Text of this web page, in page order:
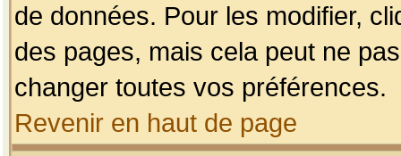
de données. Pour les modifier,
des pages, mais cela peut ne
changer toutes vos préférences.
Revenir en haut de page